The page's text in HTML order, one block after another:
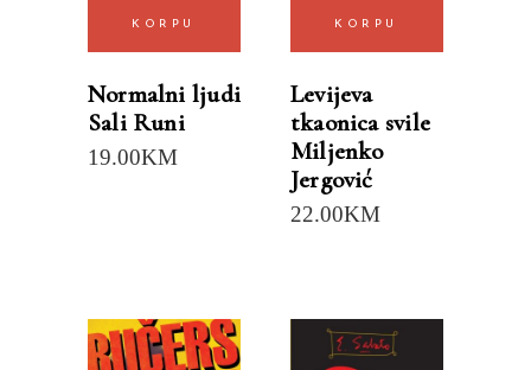
KORPU
Normalni ljudi
Sali Runi
19.00KM
KORPU
Levijeva
tkaonica svile
Miljenko
Jergović
22.00KM